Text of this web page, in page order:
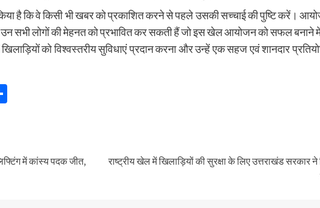
है कि वे किसी भी खबर को प्रकाशित करने से पहले उसकी सच्चाई की पुष्टि करें।
सभी लोगों की मेहनत को प्रभावित कर सकती हैं जो इस खेल आयोजन को सफल बनाने
को विश्वस्तरीय सुविधाएं प्रदान करना और उन्हें एक सहज एवं शानदार
में कांस्य पदक जीत,
राष्ट्रीय खेल में खिलाड़ियों की सुरक्षा के लिए उत्तराखंड सरकार